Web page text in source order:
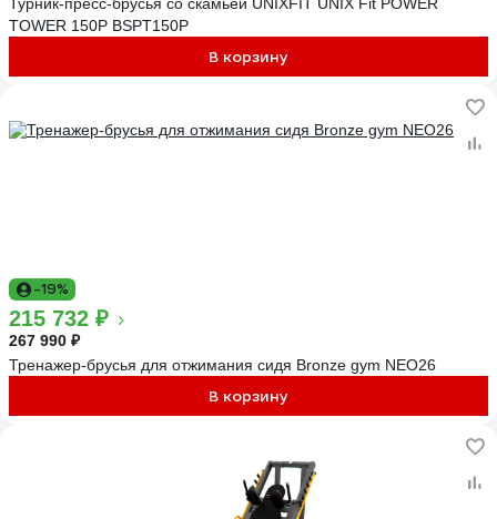
TOWER 150P BSPT150P
В корзину
-19%
215 732 ₽
267 990 ₽
Тренажер-брусья для отжимания сидя Bronze gym NEO26
В корзину